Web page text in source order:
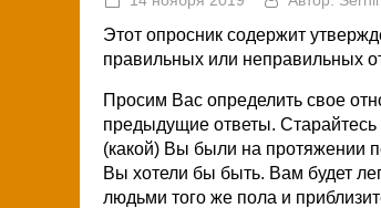
Этот опросник содержит
правильных или неправильных
Просим Вас определить свое
предыдущие ответы. Старайтесь
(какой) Вы были на протяжении
Вы хотели бы быть. Вам будет
людьми того же пола и